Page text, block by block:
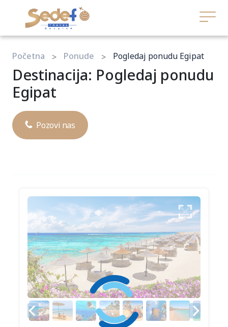
Početna Ponude Pogledaj ponudu Egipat
Destinacija: Pogledaj ponudu
Egipat
Pozovi nas